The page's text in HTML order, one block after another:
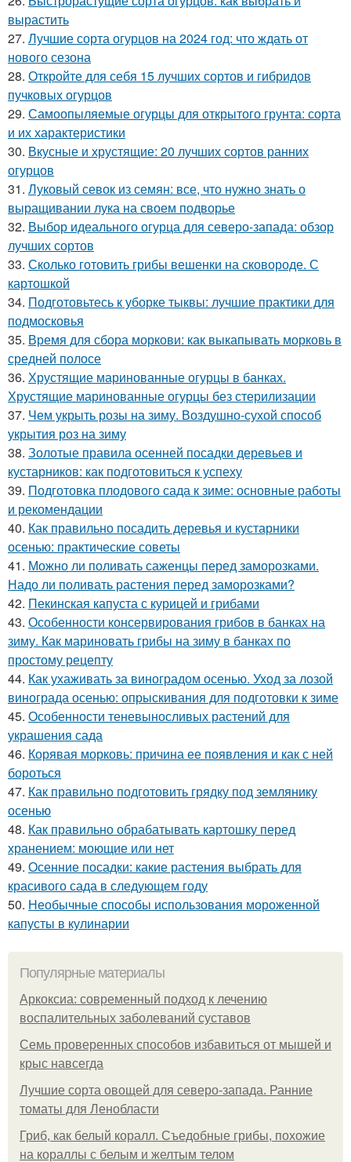
вырастить
27. Лучшие сорта огурцов на 2024 год: что ждать от
нового сезона
28. Откройте для себя 15 лучших сортов и гибридов
пучковых огурцов
29. Самоопыляемые огурцы для открытого грунта: сорта
и их характеристики
30. Вкусные и хрустящие: 20 лучших сортов ранних
огурцов
31. Луковый севок из семян: все, что нужно знать о
выращивании лука на своем подворье
32. Выбор идеального огурца для северо-запада: обзор
лучших сортов
33. Сколько готовить грибы вешенки на сковороде. С
картошкой
34. Подготовьтесь к уборке тыквы: лучшие практики для
подмосковья
35. Время для сбора моркови: как выкапывать морковь в
средней полосе
36. Хрустящие маринованные огурцы в банках.
Хрустящие маринованные огурцы без стерилизации
37. Чем укрыть розы на зиму. Воздушно-сухой способ
укрытия роз на зиму
38. Золотые правила осенней посадки деревьев и
кустарников: как подготовиться к успеху
39. Подготовка плодового сада к зиме: основные работы
и рекомендации
40. Как правильно посадить деревья и кустарники
осенью: практические советы
41. Можно ли поливать саженцы перед заморозками.
Надо ли поливать растения перед заморозками?
42. Пекинская капуста с курицей и грибами
43. Особенности консервирования грибов в банках на
зиму. Как мариновать грибы на зиму в банках по
простому рецепту
44. Как ухаживать за виноградом осенью. Уход за лозой
винограда осенью: опрыскивания для подготовки к зиме
45. Особенности теневыносливых растений для
украшения сада
46. Корявая морковь: причина ее появления и как с ней
бороться
47. Как правильно подготовить грядку под землянику
осенью
48. Как правильно обрабатывать картошку перед
хранением: моющие или нет
49. Осенние посадки: какие растения выбрать для
красивого сада в следующем году
50. Необычные способы использования мороженной
капусты в кулинарии
Популярные материалы
Аркоксиа: современный подход к лечению
воспалительных заболеваний суставов
Семь проверенных способов избавиться от мышей и
крыс навсегда
Лучшие сорта овощей для северо-запада. Ранние
томаты для Ленобласти
Гриб, как белый коралл. Съедобные грибы, похожие
на кораллы с белым и желтым телом